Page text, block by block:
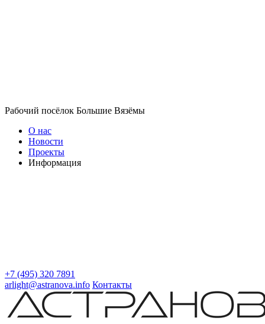
Рабочий посёлок Большие Вязёмы
О нас
Новости
Проекты
Информация
+7 (495) 320 7891
arlight@astranova.info Контакты